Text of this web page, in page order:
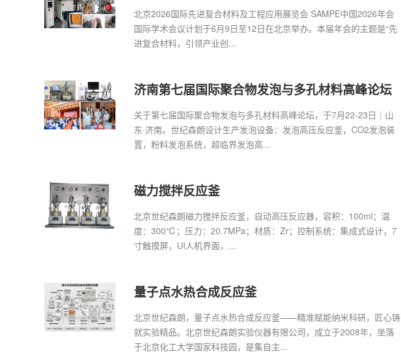
北京2026国际先进复合材料及工程应用展览会 SAMPE中国2026年会
国际学术会议计划于6月9日至12日在北京举办。本届年会的主题是“先
进复合材料，引领产业创...
济南第七届国际聚合物发泡与多孔材料高峰论坛
（PFPM）
关于第七届国际聚合物发泡与多孔材料高峰论坛，于7月22-23日｜山
东·济南。世纪森朗设计生产发泡设备：发泡高压反应釜，CO2发泡装
置，粉料发泡系统，超临界发泡高...
磁力搅拌反应釜
北京世纪森朗磁力搅拌反应釜，自动高压反应器，容积：100ml；温
度：300℃；压力：20.7MPa；材质：Zr；控制系统：集成式设计，7
寸触摸屏，UI人机界面，...
量子点水热合成反应釜
北京世纪森朗，量子点水热合成反应釜——精准赋能纳米科研，匠心铸
就实验精品。北京世纪森朗实验仪器有限公司，成立于2008年，坐落
于北京化工大学国家科技园，是集自主...